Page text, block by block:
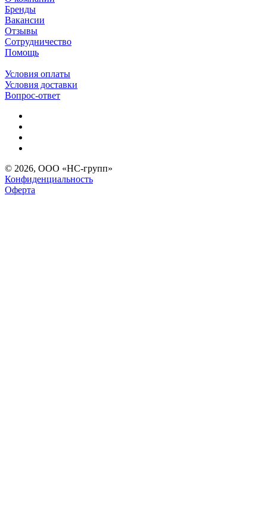
Бренды
Вакансии
Отзывы
Сотрудничество
Помощь
Условия оплаты
Условия доставки
Вопрос-ответ
© 2026, ООО «НС-групп»
Конфиденциальность
Оферта